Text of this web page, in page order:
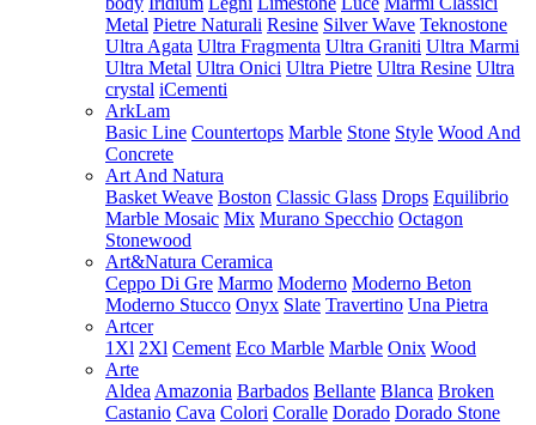
Metal Pietre Naturali Resine Silver Wave Teknostone
Ultra Agata Ultra Fragmenta Ultra Graniti Ultra Marmi
Ultra Metal Ultra Onici Ultra Pietre Ultra Resine Ultra
crystal iCementi
ArkLam
Basic Line Countertops Marble Stone Style Wood And
Concrete
Art And Natura
Basket Weave Boston Classic Glass Drops Equilibrio
Marble Mosaic Mix Murano Specchio Octagon
Stonewood
Art&Natura Ceramica
Ceppo Di Gre Marmo Moderno Moderno Beton
Moderno Stucco Onyx Slate Travertino Una Pietra
Artcer
1Xl 2Xl Cement Eco Marble Marble Onix Wood
Arte
Aldea Amazonia Barbados Bellante Blanca Broken
Castanio Cava Colori Coralle Dorado Dorado Stone